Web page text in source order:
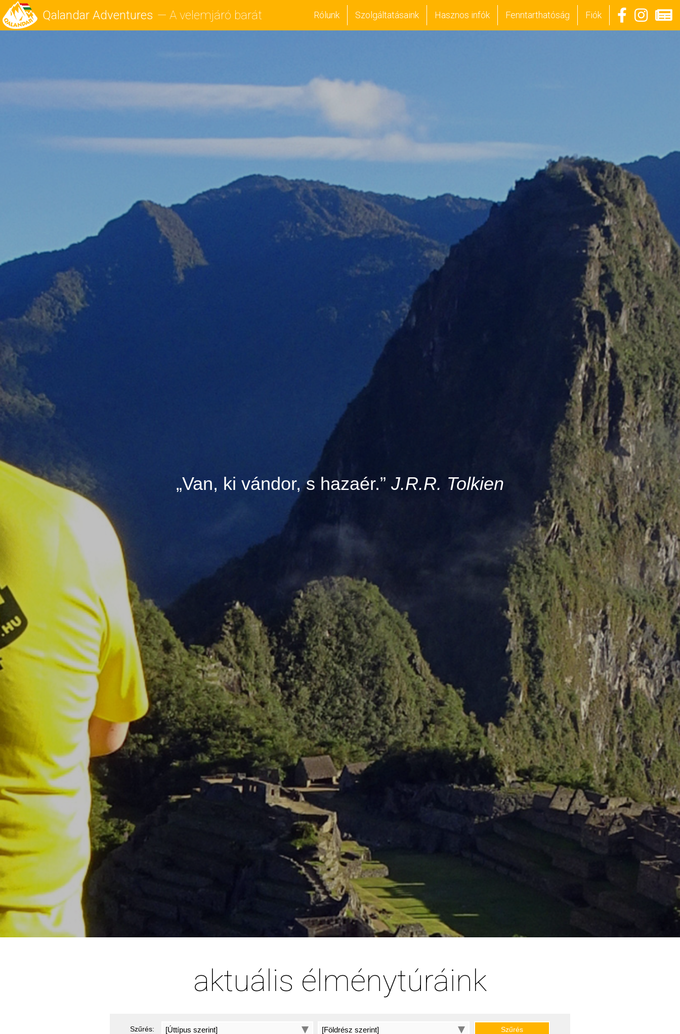
Qalandar Adventures — A velemjáró barát Rólunk Szolgáltatásaink Hasznos infók Fenntarthatóság Fiók
„Van, ki vándor, s hazaér.” J.R.R. Tolkien
aktuális élménytúráink
Szűrés: Szűrés